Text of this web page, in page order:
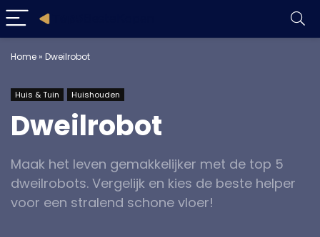
Home» Dweilrobot
Huis & Tuin Huishouden
Dweilrobot
Maak het leven gemakkelijker met de top 5
dweilrobots. Vergelijk en kies de beste helper
voor een stralend schone vloer!